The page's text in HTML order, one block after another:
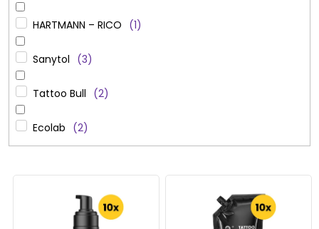
HARTMANN – RICO 1
Sanytol 3
Tattoo Bull 2
Ecolab 2
V